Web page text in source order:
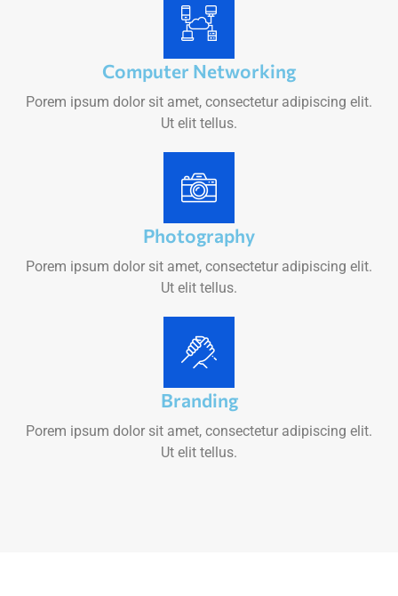
Computer Networking
Porem ipsum dolor sit amet, consectetur adipiscing elit.
Ut elit tellus.
Photography
Porem ipsum dolor sit amet, consectetur adipiscing elit.
Ut elit tellus.
Branding
Porem ipsum dolor sit amet, consectetur adipiscing elit.
Ut elit tellus.